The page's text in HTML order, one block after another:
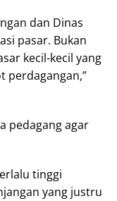
dan Dinas
pasar. Bukan
kecil-kecil yang
perdagangan,”
pedagang agar
tinggi
yang justru